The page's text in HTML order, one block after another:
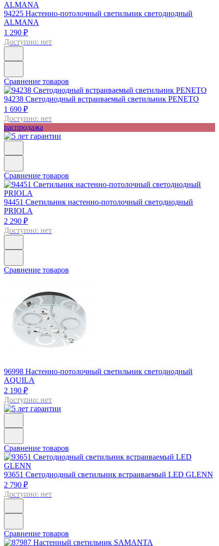
94225 Настенно-потолочный светильник светодиодный
ALMANA
1 290 ₽
Доступно: нет
Сравнение товаров
94238 Светодиодный встраиваемый светильник PENETO
1 690 ₽
Доступно: нет
распродажа
Сравнение товаров
94451 Светильник настенно-потолочный светодиодный
PRIOLA
2 290 ₽
Доступно: нет
Сравнение товаров
96998 Настенно-потолочный светильник светодиодный
AQUILA
2 190 ₽
Доступно: нет
Сравнение товаров
93651 Светодиодный светильник встраиваемый LED GLENN
2 790 ₽
Доступно: нет
Сравнение товаров